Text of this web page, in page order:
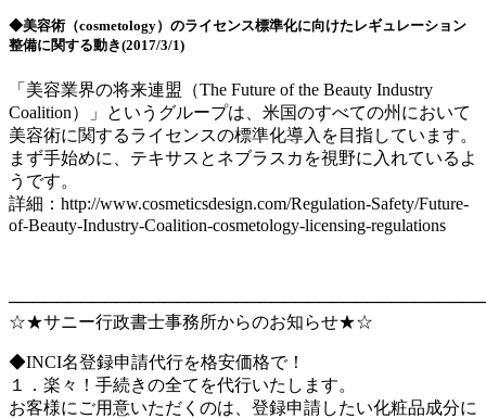
◆美容術（cosmetology）のライセンス標準化に向けたレギュレーション
整備に関する動き(2017/3/1)
「美容業界の将来連盟（The Future of the Beauty Industry
Coalition）」というグループは、米国のすべての州において
美容術に関するライセンスの標準化導入を目指しています。
まず手始めに、テキサスとネブラスカを視野に入れているよ
うです。
詳細：http://www.cosmeticsdesign.com/Regulation-Safety/Future-
of-Beauty-Industry-Coalition-cosmetology-licensing-regulations
────────────────────────────────────────
☆★サニー行政書士事務所からのお知らせ★☆
◆INCI名登録申請代行を格安価格で！
１．楽々！手続きの全てを代行いたします。
お客様にご用意いただくのは、登録申請したい化粧品成分に